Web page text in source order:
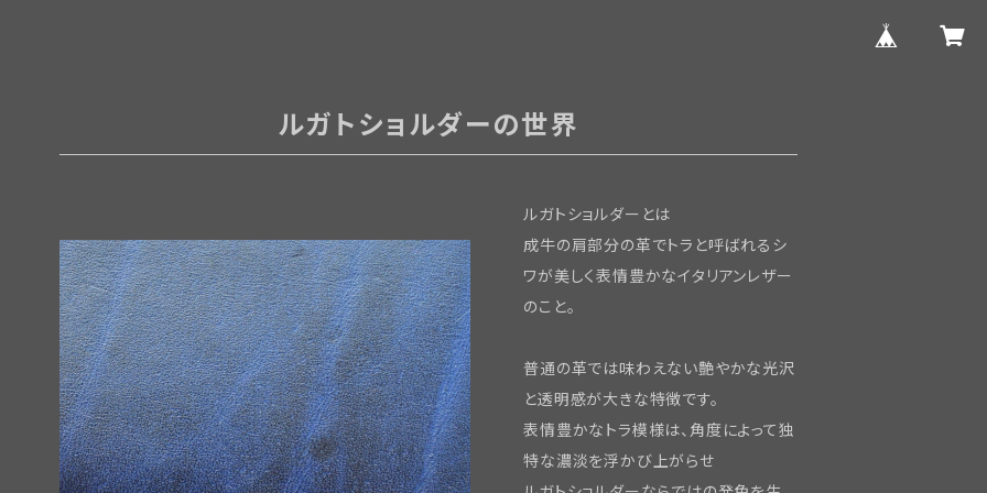
ルガトショルダーの世界
ルガトショルダーとは
成牛の肩部分の革でトラと呼ばれるシ
ワが美しく表情豊かなイタリアンレザー
のこと。
普通の革では味わえない艶やかな光沢
と透明感が大きな特徴です。
表情豊かなトラ模様は、角度によって独
特な濃淡を浮かび上がらせ